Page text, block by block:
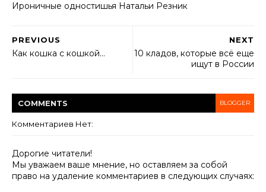
Ироничные одностишья Haтальи Резник
NEXT
10 кладов, которые всё еще
ищут в России
PREVIOUS
Как кошка с кошкой…
COMMENTS BLOGGER
Комментариев Нет:
Дорогие читатели!
Мы уважаем ваше мнение, но оставляем за собой
право на удаление комментариев в следующих случаях: